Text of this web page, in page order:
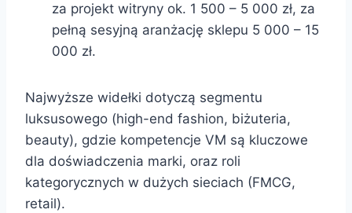
za projekt witryny ok. 1 500 – 5 000 zł, za
pełną sesyjną aranżację sklepu 5 000 – 15
000 zł.
Najwyższe widełki dotyczą segmentu
luksusowego (high-end fashion, biżuteria,
beauty), gdzie kompetencje VM są kluczowe
dla doświadczenia marki, oraz roli
kategorycznych w dużych sieciach (FMCG,
retail).